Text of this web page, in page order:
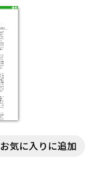
お気に入りに追加